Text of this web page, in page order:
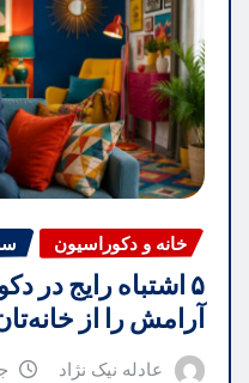
خانه و دکوراسیون
۵ اشتباه رایج در
آرامش را از
عادله نیک نژاد